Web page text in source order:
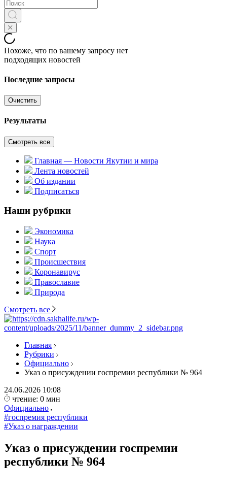
Похоже, что по вашему запросу нет
подходящих новостей
Последние запросы
Очистить
Результаты
Смотреть все
Главная — Новости Якутии и мира
Лента новостей
Об издании
Подписаться
Наши рубрики
Экономика
Наука
Спорт
Происшествия
Коронавирус
Православие
Природа
Смотреть все
Главная
Рубрики
Официально
Указ о присуждении госпремии республики № 964
24.06.2026 10:08
чтение: 0 мин
Официально
#госпремия республики
#Указ о награждении
Указ о присуждении госпремии
республики № 964